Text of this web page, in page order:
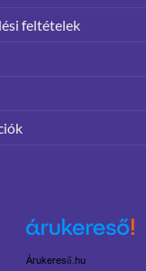
feltételek
Árukereső.hu